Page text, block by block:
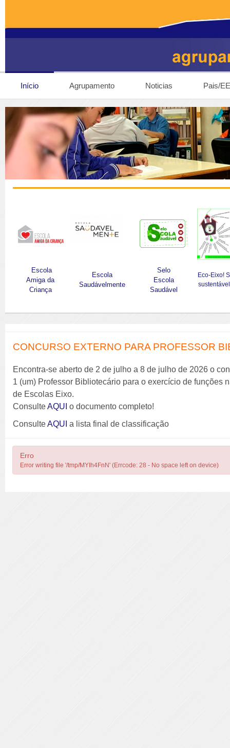
Início Agrupamento Noticias Pais/EE
Escola
Amiga da
Criança
Escola
Saudávelmente
Selo
Escola
Saudável
Eco-Eixo!
CONCURSO EXTERNO PARA PROFESSOR
Encontra-se aberto de 2 de julho a 8 de julho de 2026 o
1 (um) Professor Bibliotecário para o exercício de funções
de Escolas Eixo.
ConsulteAQUI o documento completo!
ConsulteAQUI a lista final de classificação
Erro
Error writing file '/tmp/MYIh4FnN' (Errcode: 28 - No space left on device)